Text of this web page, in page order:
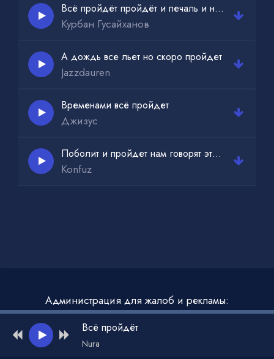
Всё пройдёт пройдёт и печаль и напрасно
Курбан Гусайханов
А дождь все льет но скоро пройдет
Jazzdauren
Временами всё пройдет
Джизус
Поболит и пройдет нам говорят это все
Konfuz
Администрация для жалоб и рекламы:
admin@muzdark.net
Всё пройдёт
Nura